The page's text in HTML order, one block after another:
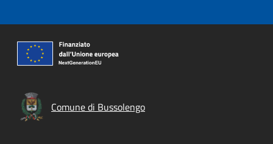
Comune di Bussolengo